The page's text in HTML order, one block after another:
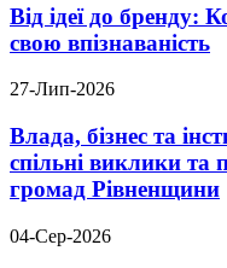
Від ідеї до бренду:
свою впізнаваність
27-Лип-2026
Влада, бізнес та
спільні виклики та
громад Рівненщини
04-Сер-2026